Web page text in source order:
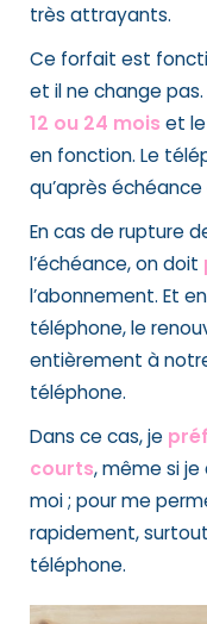
très attrayants.
Ce forfait est
et il ne change
12 ou 24 mois et
en fonction. Le
qu’après
En cas de rupture
l’échéance, on doit
l’abonnement. Et
téléphone, le
entièrement à
téléphone.
Dans ce cas, je
courts, même si
moi ; pour me
rapidement,
téléphone.